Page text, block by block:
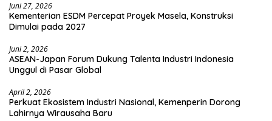
Juni 27, 2026
Kementerian ESDM Percepat Proyek Masela, Konstruksi
Dimulai pada 2027
Juni 2, 2026
ASEAN-Japan Forum Dukung Talenta Industri Indonesia
Unggul di Pasar Global
April 2, 2026
Perkuat Ekosistem Industri Nasional, Kemenperin Dorong
Lahirnya Wirausaha Baru